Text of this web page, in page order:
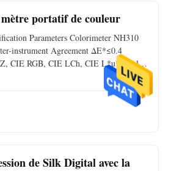
portatif de couleur
Parameters Colorimeter NH310
instrument Agreement ΔE*≤0.4
CIE RGB, CIE LCh, CIE L*u*v Color
Value, PASS/FAIL Result,
de Silk Digital avec la